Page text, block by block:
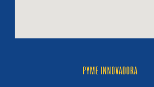
PYME INNOVADORA